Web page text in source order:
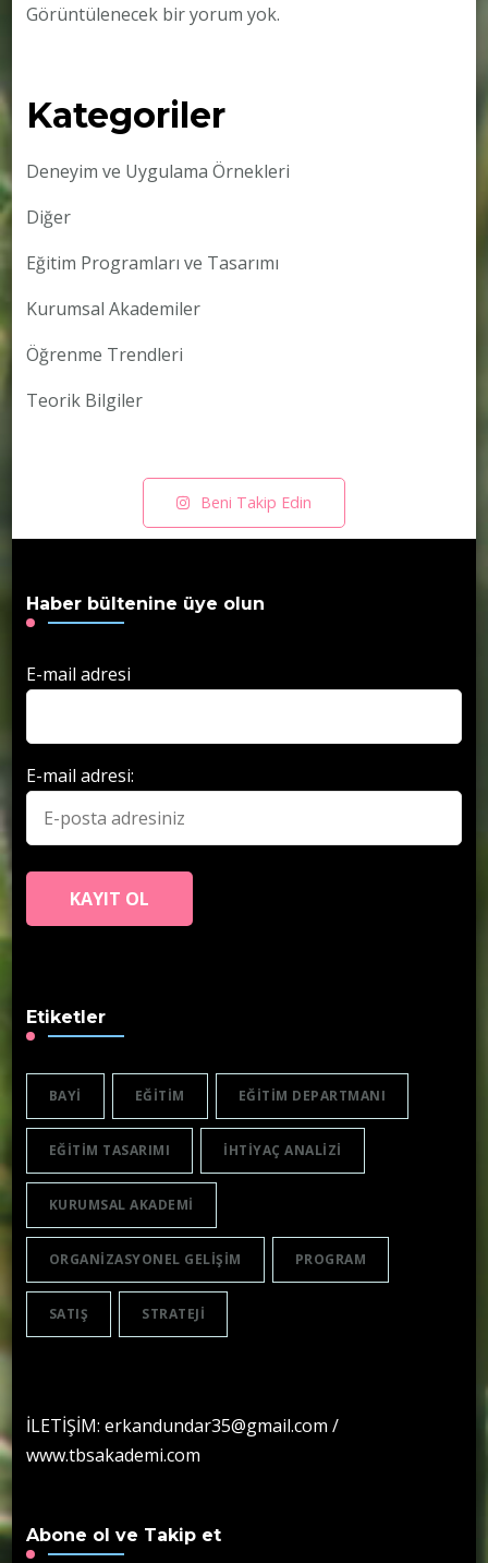
Görüntülenecek bir yorum yok.
Kategoriler
Deneyim ve Uygulama Örnekleri
Diğer
Eğitim Programları ve Tasarımı
Kurumsal Akademiler
Öğrenme Trendleri
Teorik Bilgiler
Beni Takip Edin
Haber bültenine üye olun
E-mail adresi
E-mail adresi:
Etiketler
BAYI EĞITIM EĞITIM DEPARTMANI
EĞITIM TASARIMI IHTIYAÇ ANALIZI
KURUMSAL AKADEMI
ORGANIZASYONEL GELIŞIM PROGRAM
SATIŞ STRATEJI
İLETİŞİM: erkandundar35@gmail.com /
www.tbsakademi.com
Abone ol ve Takip et